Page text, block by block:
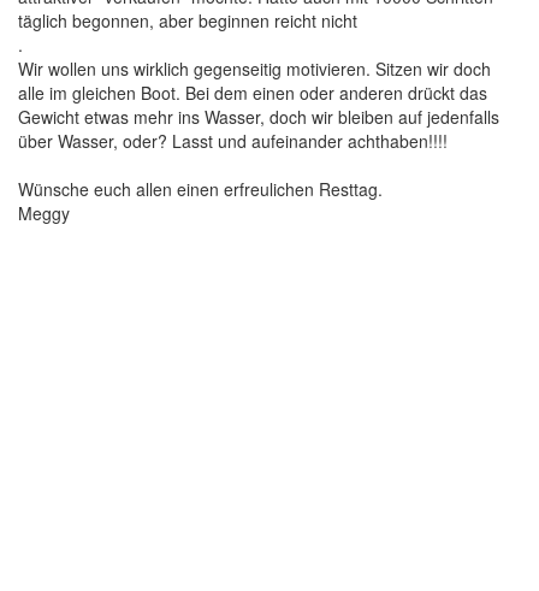
täglich begonnen, aber beginnen reicht nicht
.
Wir wollen uns wirklich gegenseitig motivieren. Sitzen wir doch
alle im gleichen Boot. Bei dem einen oder anderen drückt das
Gewicht etwas mehr ins Wasser, doch wir bleiben auf jedenfalls
über Wasser, oder? Lasst und aufeinander achthaben!!!!
Wünsche euch allen einen erfreulichen Resttag.
Meggy